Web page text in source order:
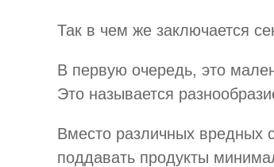
Так в чем же заключается
В первую очередь, это
Это называется
Вместо различных вредных
поддавать продукты